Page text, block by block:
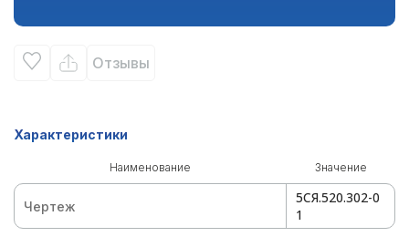
Отзывы
Характеристики
Наименование Значение
Чертеж
5СЯ.520.302-0
1